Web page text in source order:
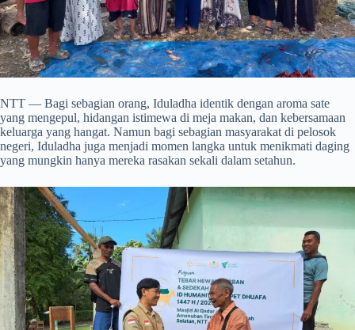
NTT — Bagi sebagian orang, Iduladha identik dengan aroma sate
yang mengepul, hidangan istimewa di meja makan, dan kebersamaan
keluarga yang hangat. Namun bagi sebagian masyarakat di pelosok
negeri, Iduladha juga menjadi momen langka untuk menikmati daging
yang mungkin hanya mereka rasakan sekali dalam setahun.